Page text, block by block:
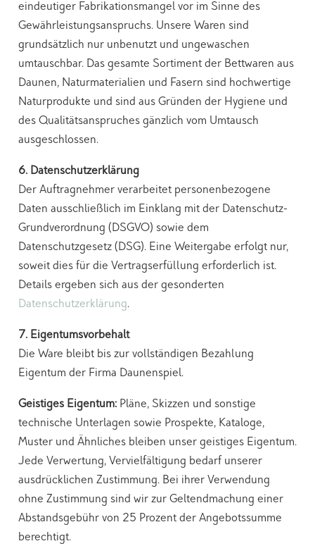
eindeutiger Fabrikationsmangel vor im Sinne des
Gewährleistungsanspruchs. Unsere Waren sind
grundsätzlich nur unbenutzt und ungewaschen
umtauschbar. Das gesamte Sortiment der Bettwaren aus
Daunen, Naturmaterialien und Fasern sind hochwertige
Naturprodukte und sind aus Gründen der Hygiene und
des Qualitätsanspruches gänzlich vom Umtausch
ausgeschlossen.
6. Datenschutzerklärung
Der Auftragnehmer verarbeitet personenbezogene
Daten ausschließlich im Einklang mit der Datenschutz-
Grundverordnung (DSGVO) sowie dem
Datenschutzgesetz (DSG). Eine Weitergabe erfolgt nur,
soweit dies für die Vertragserfüllung erforderlich ist.
Details ergeben sich aus der gesonderten
Datenschutzerklärung.
7. Eigentumsvorbehalt
Die Ware bleibt bis zur vollständigen Bezahlung
Eigentum der Firma Daunenspiel.
Geistiges Eigentum: Pläne, Skizzen und sonstige
technische Unterlagen sowie Prospekte, Kataloge,
Muster und Ähnliches bleiben unser geistiges Eigentum.
Jede Verwertung, Vervielfältigung bedarf unserer
ausdrücklichen Zustimmung. Bei ihrer Verwendung
ohne Zustimmung sind wir zur Geltendmachung einer
Abstandsgebühr von 25 Prozent der Angebotssumme
berechtigt.